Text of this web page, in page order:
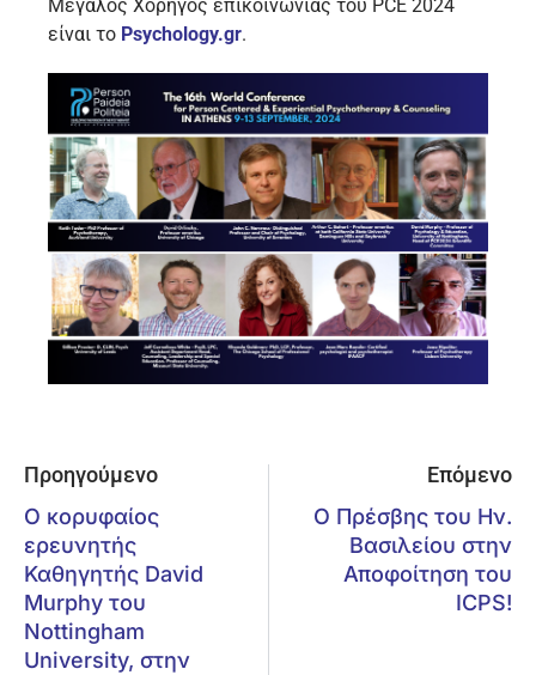
Μεγάλος Χορηγός επικοινωνίας του PCE 2024
είναι το Psychology.gr.
Προηγούμενο
O κορυφαίος
ερευνητής
Καθηγητής David
Murphy του
Nottingham
University, στην
Επόμενο
Ο Πρέσβης του Ην.
Βασιλείου στην
Αποφοίτηση του
ICPS!